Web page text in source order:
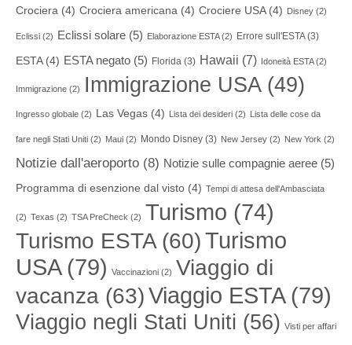
Crociera (4) Crociera americana (4) Crociere USA(4) Disney (2)
Eclissi (2) Eclissi solare (5) Elaborazione ESTA(2) Errore sull'ESTA(3)
ESTA(4) ESTA negato (5) Florida (3) Hawaii (7) Idoneità ESTA(2)
Immigrazione (2) Immigrazione USA(49)
Ingresso globale (2) Las Vegas (4) Lista dei desideri (2) Lista delle cose da
fare negli Stati Uniti (2) Maui (2) Mondo Disney (3) New Jersey (2) New York (2)
Notizie dall'aeroporto (8) Notizie sulle compagnie aeree (5)
Programma di esenzione dal visto (4) Tempi di attesa dell'Ambasciata
(2) Texas (2) TSA PreCheck (2) Turismo (74)
Turismo ESTA(60)Turismo
USA(79) Vaccinazioni (2) Viaggio di
vacanza (63)Viaggio ESTA(79)
Viaggio negli Stati Uniti (56) Visti per affari